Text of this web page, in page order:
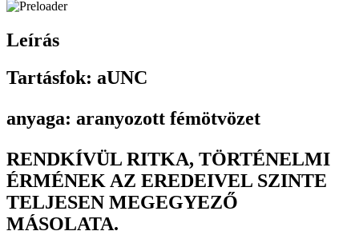
Leírás
Tartásfok: aUNC
anyaga: aranyozott fémötvözet
RENDKÍVÜL RITKA, TÖRTÉNELMI
ÉRMÉNEK AZ EREDEIVEL SZINTE
TELJESEN MEGEGYEZŐ
MÁSOLATA.